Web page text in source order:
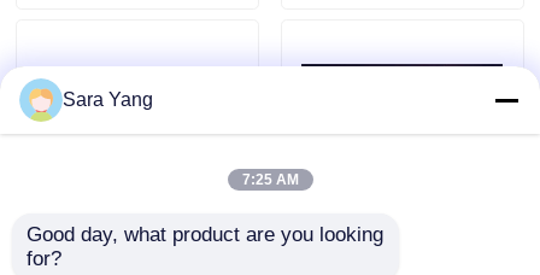
Neuigkeiten
Blase Mailing Taschen
Selbstdichtung/Luftblase-
Sara Yang
7:25 AM
Good day, what product are you looking
for?